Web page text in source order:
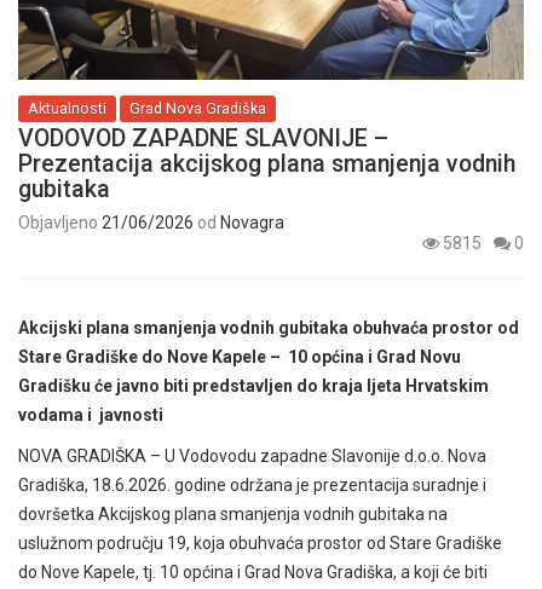
Aktualnosti Grad Nova Gradiška
VODOVOD ZAPADNE SLAVONIJE –
Prezentacija akcijskog plana smanjenja vodnih
gubitaka
Objavljeno 21/06/2026 od Novagra
5815
0
Akcijski plana smanjenja vodnih gubitaka obuhvaća prostor od
Stare Gradiške do Nove Kapele – 10 općina i Grad Novu
Gradišku će javno biti predstavljen do kraja ljeta Hrvatskim
vodama i javnosti
NOVA GRADIŠKA – U Vodovodu zapadne Slavonije d.o.o. Nova
Gradiška, 18.6.2026. godine održana je prezentacija suradnje i
dovršetka Akcijskog plana smanjenja vodnih gubitaka na
uslužnom području 19, koja obuhvaća prostor od Stare Gradiške
do Nove Kapele, tj. 10 općina i Grad Nova Gradiška, a koji će biti